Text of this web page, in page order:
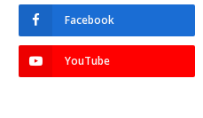
Facebook
YouTube